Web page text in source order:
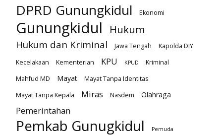
DPRD Gunungkidul Ekonomi
Gunungkidul Hukum
Hukum dan Kriminal Jawa Tengah
Kapolda DIY
Kecelakaan
Kementerian KPU KPUD
Kriminal
Mahfud MD
Mayat
Mayat Tanpa Identitas
Mayat Tanpa Kepala
Miras Nasdem Olahraga
Pemerintahan
Pemkab Gunugkidul Pemuda